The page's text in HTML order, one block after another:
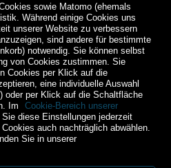
sowie Matomo (ehemals
Während einige Cookies uns
unserer Website zu verbessern
sind andere für bestimmte
notwendig. Sie können selbst
von Cookies zustimmen. Sie
Cookies per Klick auf die
eine individuelle Auswahl
oder per Klick auf die Schaltfläche
Im
Cookie-Bereich unserer
Sie diese Einstellungen jederzeit
auch nachträglich abwählen.
Sie in unserer